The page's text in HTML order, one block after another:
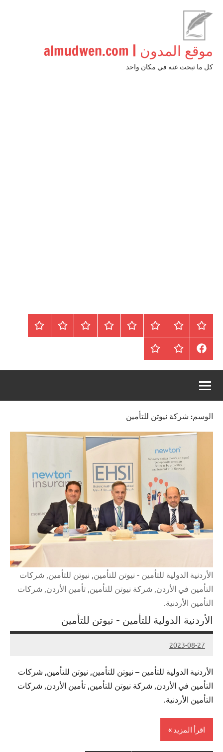
المحتوى
موقع المدون | almudwen.com
كل ما تبحث عنه في مكان واحد
الرئيسيةالمواضيعوظائف
محلية
/
دولية
عقارات Blog
من
اتصل
سياسة
FaceBookعقارات
للبيع
أرشيف
موقع
الوسم: شركة نيوتن للتأمين
الأردنية الدولية للتأمين - نيوتن للتأمين, نيوتن للتأمين, شركات
التأمين في الأردن, شركة نيوتن للتأمين, تأمين الأردن, شركات
التأمين الأردنية.
الأردنية الدولية للتأمين – نيوتن للتأمين
2023-08-27
Admin
الأردنية الدولية للتأمين – نيوتن للتأمين, نيوتن للتأمين, شركات
التأمين في الأردن, شركة نيوتن للتأمين, تأمين الأردن, شركات
التأمين الأردنية.
اقرأ المزيد